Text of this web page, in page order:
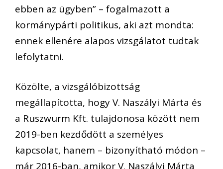
ebben az ügyben” – fogalmazott a
kormánypárti politikus, aki azt mondta:
ennek ellenére alapos vizsgálatot tudtak
lefolytatni.
Közölte, a vizsgálóbizottság
megállapította, hogy V. Naszályi Márta és
a Ruszwurm Kft. tulajdonosa között nem
2019-ben kezdődött a személyes
kapcsolat, hanem – bizonyítható módon –
már 2016-ban, amikor V. Naszályi Márta